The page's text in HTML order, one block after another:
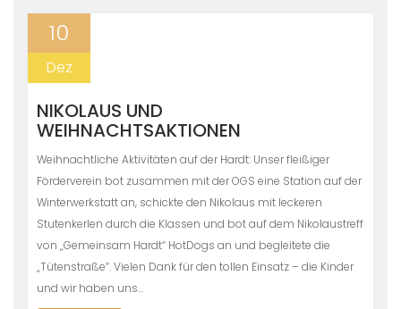
10
Dez
NIKOLAUS UND
WEIHNACHTSAKTIONEN
Weihnachtliche Aktivitäten auf der Hardt: Unser fleißiger
Förderverein bot zusammen mit der OGS eine Station auf der
Winterwerkstatt an, schickte den Nikolaus mit leckeren
Stutenkerlen durch die Klassen und bot auf dem Nikolaustreff
von „Gemeinsam Hardt“ HotDogs an und begleitete die
„Tütenstraße“. Vielen Dank für den tollen Einsatz – die Kinder
und wir haben uns…